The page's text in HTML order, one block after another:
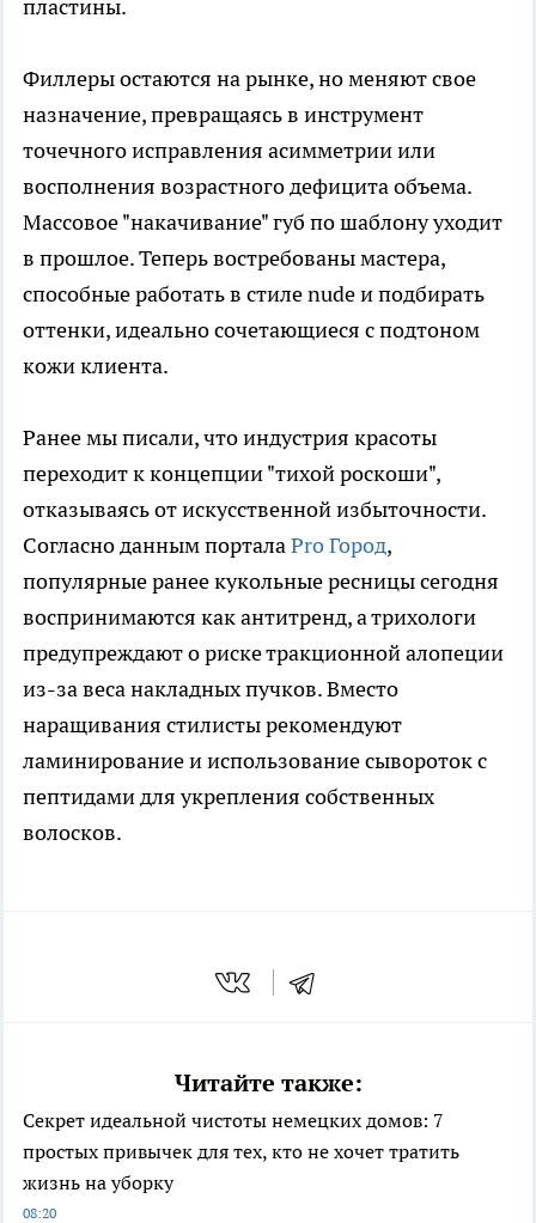
пластины.
Филлеры остаются на рынке, но меняют свое
назначение, превращаясь в инструмент
точечного исправления асимметрии или
восполнения возрастного дефицита объема.
Массовое "накачивание" губ по шаблону уходит
в прошлое. Теперь востребованы мастера,
способные работать в стиле nude и подбирать
оттенки, идеально сочетающиеся с подтоном
кожи клиента.
Ранее мы писали, что индустрия красоты
переходит к концепции "тихой роскоши",
отказываясь от искусственной избыточности.
Согласно данным порталаPro Город,
популярные ранее кукольные ресницы сегодня
воспринимаются как антитренд, а трихологи
предупреждают о риске тракционной алопеции
из-за веса накладных пучков. Вместо
наращивания стилисты рекомендуют
ламинирование и использование сывороток с
пептидами для укрепления собственных
волосков.
Читайте также:
Секрет идеальной чистоты немецких домов: 7
простых привычек для тех, кто не хочет тратить
жизнь на уборку
08:20